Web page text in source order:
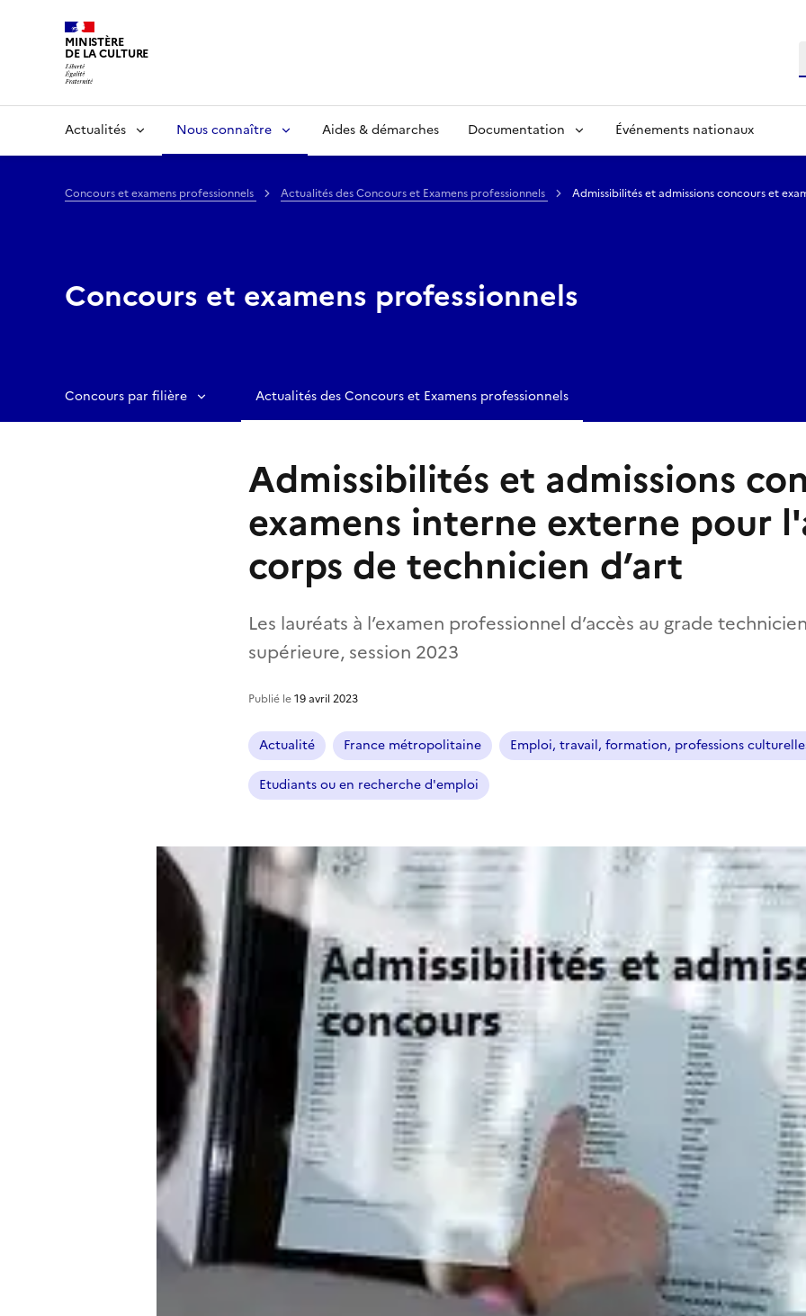
MINISTÈRE
DE LA CULTURE
Actualités Nous connaître Aides & démarches Documentation Événements nationaux
Concours et examens professionnels Actualités des Concours et Examens professionnels Admissibilités et admissions concours et
Concours et examens professionnels
Concours par filière Actualités des Concours et Examens professionnels
Admissibilités et admissions
examens interne externe pour
corps de technicien d’art
Les lauréats à l’examen professionnel d’accès au grade
supérieure, session 2023
Publié le19 avril 2023
Actualité France métropolitaine Emploi, travail, formation, professions
Etudiants ou en recherche d'emploi